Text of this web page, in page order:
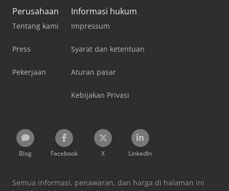
Perusahaan
Tentang kami
Press
Pekerjaan
Informasi hukum
Impressum
Syarat dan ketentuan
Aturan pasar
Kebijakan Privasi
Blog Facebook X LinkedIn
Semua informasi, penawaran, dan harga di halaman ini